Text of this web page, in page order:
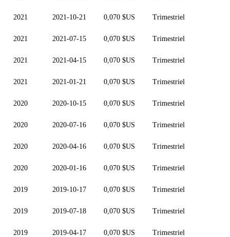
2021 2021-10-21 0,070 $US Trimestriel
2021 2021-07-15 0,070 $US Trimestriel
2021 2021-04-15 0,070 $US Trimestriel
2021 2021-01-21 0,070 $US Trimestriel
2020 2020-10-15 0,070 $US Trimestriel
2020 2020-07-16 0,070 $US Trimestriel
2020 2020-04-16 0,070 $US Trimestriel
2020 2020-01-16 0,070 $US Trimestriel
2019 2019-10-17 0,070 $US Trimestriel
2019 2019-07-18 0,070 $US Trimestriel
2019 2019-04-17 0,070 $US Trimestriel